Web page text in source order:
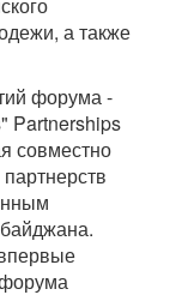
а также
форума -
Partnerships
совместно